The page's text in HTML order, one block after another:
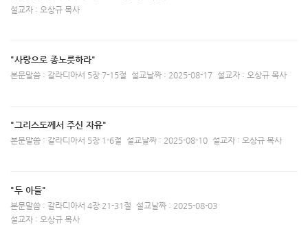
설교자 : 오상규 목사
"사랑으로 종노릇하라"
본문말씀 : 갈라디아서 5장 7-15절 설교날짜 : 2025-08-17 설교자 : 오상규 목사
"그리스도께서 주신 자유"
본문말씀 : 갈라디아서 5장 1-6절 설교날짜 : 2025-08-10 설교자 : 오상규 목사
"두 아들"
본문말씀 : 갈라디아서 4장 21-31절
설교날짜 : 2025-08-03
설교자 : 오상규 목사